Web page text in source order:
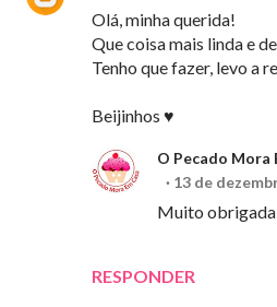
Olá, minha querida!
Que coisa mais linda e
Tenho que fazer, levo a
Beijinhos ♥
RESPONDER
O Pecado Mora
13 de
Muito